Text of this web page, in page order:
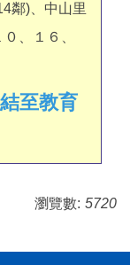
鄰)、中山里
、１６、
至教育
瀏覽數: 5720